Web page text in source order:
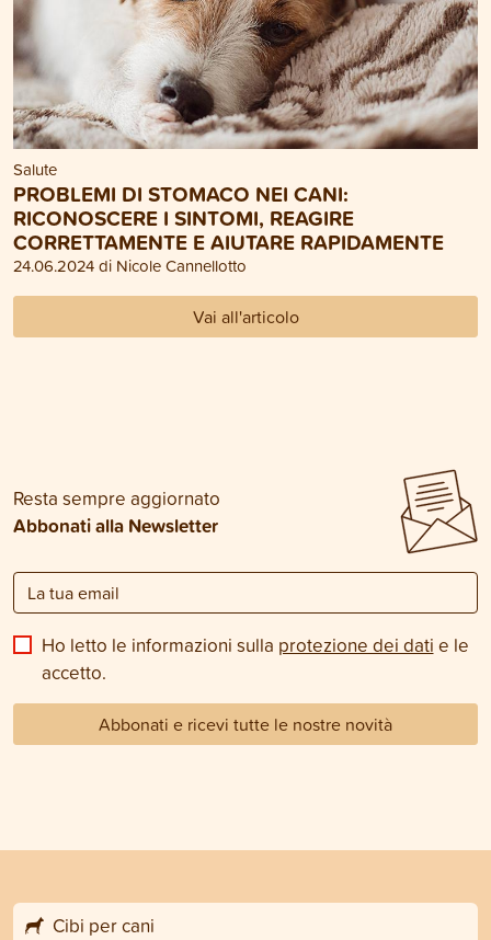
Salute
PROBLEMI DI STOMACO NEI CANI:
RICONOSCERE I SINTOMI, REAGIRE
CORRETTAMENTE E AIUTARE RAPIDAMENTE
24.06.2024 di Nicole Cannellotto
Vai all'articolo
Resta sempre aggiornato
Abbonati alla Newsletter
Ho letto le informazioni sulla protezione dei dati e le
accetto.
Abbonati e ricevi tutte le nostre novità
Cibi per cani